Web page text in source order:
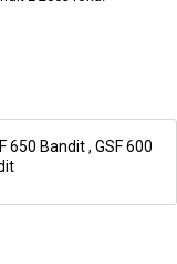
650 Bandit, GSF 600